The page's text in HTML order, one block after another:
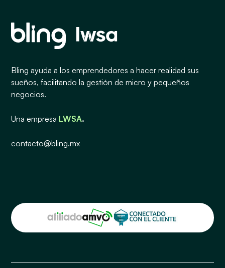
Bling ayuda a los emprendedores a hacer realidad sus
sueños, facilitando la gestión de micro y pequeños
negocios.
Una empresa LWSA.
contacto@bling.mx